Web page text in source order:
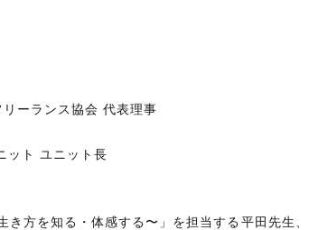
ーランス協会 代表理事
ット ユニット長
方を知る・体感する〜」を担当する平田先生、